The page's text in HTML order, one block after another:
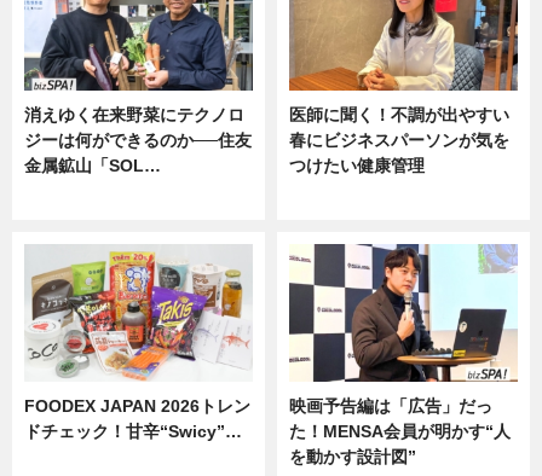
消えゆく在来野菜にテクノロ
ジーは何ができるのか──住友
金属鉱山「SOL…
医師に聞く！不調が出やすい
春にビジネスパーソンが気を
つけたい健康管理
FOODEX JAPAN 2026トレン
ドチェック！甘辛“Swicy”…
映画予告編は「広告」だっ
た！MENSA会員が明かす“人
を動かす設計図”